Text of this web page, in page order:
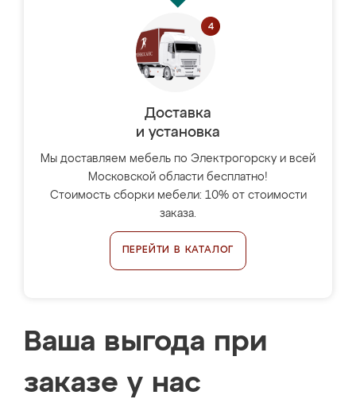
Доставка
и установка
Мы доставляем мебель по Электрогорску и всей
Московской области бесплатно!
Стоимость сборки мебели: 10% от стоимости
заказа.
ПЕРЕЙТИ В КАТАЛОГ
Ваша выгода при
заказе у нас